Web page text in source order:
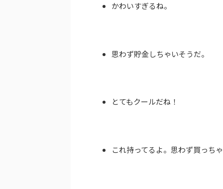
かわいすぎるね。
思わず貯金しちゃいそうだ。
とてもクールだね！
これ持ってるよ。思わず買っちゃ